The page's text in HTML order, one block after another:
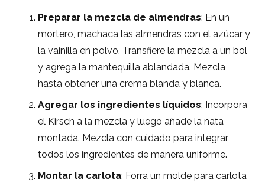
Preparar la mezcla de almendras: En un
mortero, machaca las almendras con el azúcar y
la vainilla en polvo. Transfiere la mezcla a un bol
y agrega la mantequilla ablandada. Mezcla
hasta obtener una crema blanda y blanca.
Agregar los ingredientes líquidos: Incorpora
el Kirsch a la mezcla y luego añade la nata
montada. Mezcla con cuidado para integrar
todos los ingredientes de manera uniforme.
Montar la carlota: Forra un molde para carlota